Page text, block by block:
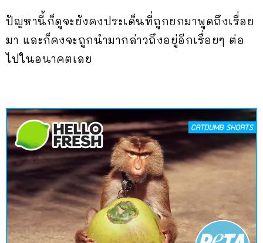
ปัญหานี้ก็ดูจะยังคงประเด็นที่ถูกยกมาพูดถึงเรื่อย
มา และก็คงจะถูกนำมากล่าวถึงอยู่อีกเรื่อยๆ ต่อ
ไปในอนาคตเลย